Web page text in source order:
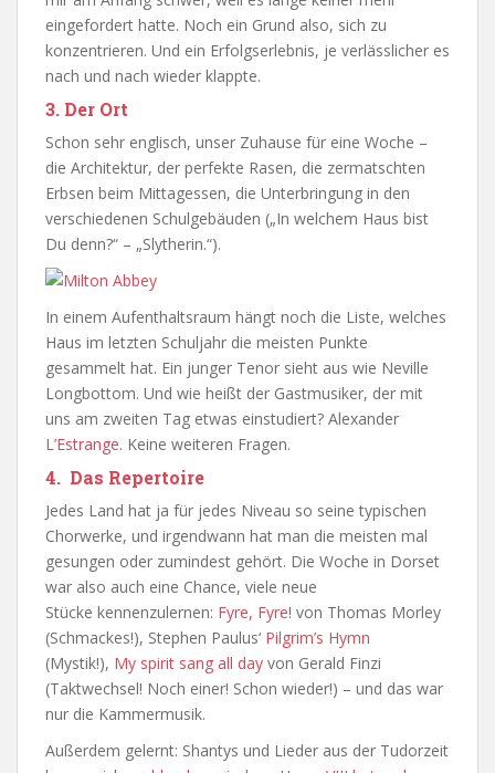
eingefordert hatte. Noch ein Grund also, sich zu
konzentrieren. Und ein Erfolgserlebnis, je verlässlicher es
nach und nach wieder klappte.
3. Der Ort
Schon sehr englisch, unser Zuhause für eine Woche –
die Architektur, der perfekte Rasen, die zermatschten
Erbsen beim Mittagessen, die Unterbringung in den
verschiedenen Schulgebäuden („In welchem Haus bist
Du denn?“ – „Slytherin.“).
In einem Aufenthaltsraum hängt noch die Liste, welches
Haus im letzten Schuljahr die meisten Punkte
gesammelt hat. Ein junger Tenor sieht aus wie Neville
Longbottom. Und wie heißt der Gastmusiker, der mit
uns am zweiten Tag etwas einstudiert? Alexander
L’Estrange. Keine weiteren Fragen.
4. Das Repertoire
Jedes Land hat ja für jedes Niveau so seine typischen
Chorwerke, und irgendwann hat man die meisten mal
gesungen oder zumindest gehört. Die Woche in Dorset
war also auch eine Chance, viele neue
Stücke kennenzulernen: Fyre, Fyre! von Thomas Morley
(Schmackes!), Stephen Paulus‘ Pilgrim’s Hymn
(Mystik!), My spirit sang all day von Gerald Finzi
(Taktwechsel! Noch einer! Schon wieder!) – und das war
nur die Kammermusik.
Außerdem gelernt: Shantys und Lieder aus der Tudorzeit